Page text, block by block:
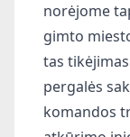
norėjome
gimto
tas
pergalės
komandos